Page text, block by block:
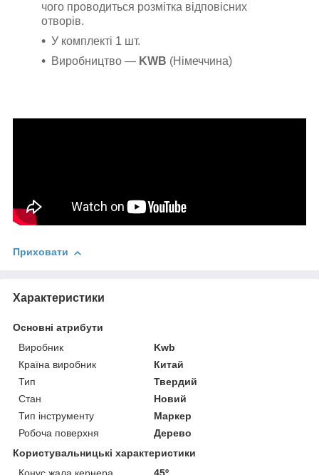
чого проводиться розмітка відповісних
отворів.
У комплекті 1 шт.
Виробництво — KWB (Німеччина)
Приховати
Характеристики
Основні атрибути
Виробник
Kwb
Країна виробник
Китай
Тип
Твердий
Стан
Новий
Тип інструменту
Маркер
Робоча поверхня
Дерево
Користувальницькі характеристики